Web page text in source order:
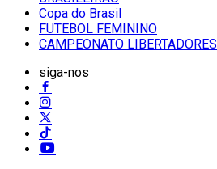
Copa do Brasil
FUTEBOL FEMININO
CAMPEONATO LIBERTADORES
siga-nos